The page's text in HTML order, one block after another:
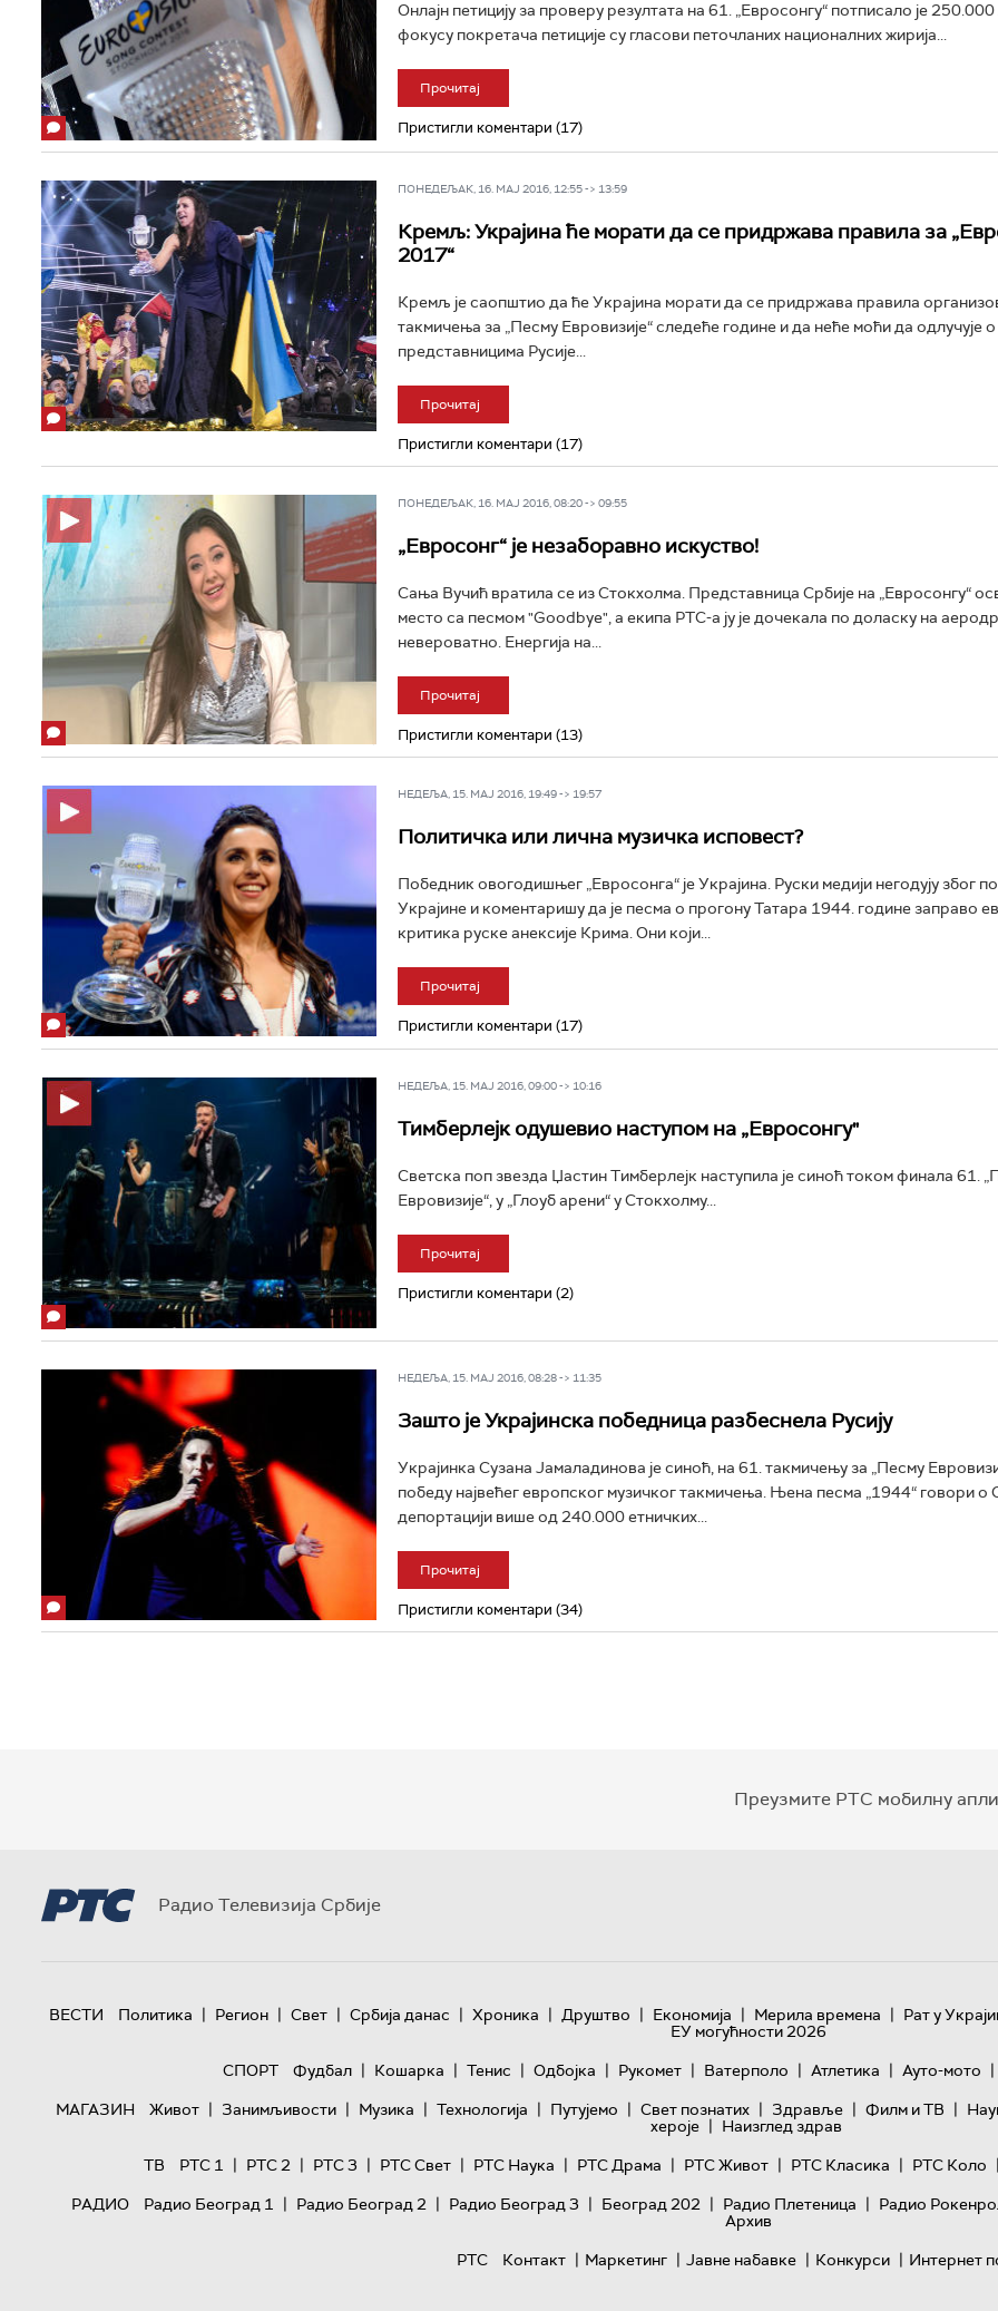
Онлајн петицију за проверу резултата на 61. „Евросонгу“ потписало је
фокусу покретача петиције су гласови петочланих националних жирија...
Прочитај
Пристигли коментари (17)
ПОНЕДЕЉАК, 16. МАЈ 2016, 12:55 -> 13:59
Кремљ: Украјина ће морати да се придржава правила за
2017“
Кремљ је саопштио да ће Украјина морати да се придржава правила
такмичења за „Песму Евровизије“ следеће године и да неће моћи да одлучује о
представницима Русије...
Прочитај
Пристигли коментари (17)
ПОНЕДЕЉАК, 16. МАЈ 2016, 08:20 -> 09:55
„Евросонг“ је незаборавно искуство!
Сања Вучић вратила се из Стокхолма. Представница Србије на „Евросонгу“
место са песмом "Goodbye", а екипа РТС-а ју је дочекала по доласку на
невероватно. Енергија на...
Прочитај
Пристигли коментари (13)
НЕДЕЉА, 15. МАЈ 2016, 19:49 -> 19:57
Политичка или лична музичка исповест?
Победник овогодишњег „Евросонга“ је Украјина. Руски медији негодују због
Украјине и коментаришу да је песма о прогону Татара 1944. године заправо
критика руске анексије Крима. Они који...
Прочитај
Пристигли коментари (17)
НЕДЕЉА, 15. МАЈ 2016, 09:00 -> 10:16
Тимберлејк одушевио наступом на „Евросонгу"
Светска поп звезда Џастин Тимберлејк наступила је синоћ током финала 61.
Евровизије“, у „Глоуб арени“ у Стокхолму...
Прочитај
Пристигли коментари (2)
НЕДЕЉА, 15. МАЈ 2016, 08:28 -> 11:35
Зашто је Украјинска победница разбеснела Русију
Украјинка Сузана Јамаладинова је синоћ, на 61. такмичењу за „Песму
победу највећег европског музичког такмичења. Њена песма „1944“ говори о
депортацији више од 240.000 етничких...
Прочитај
Пристигли коментари (34)
Преузмите РТС мобилну
Радио Телевизија Србије
ВЕСТИ Политика | Регион | Свет | Србија данас | Хроника | Друштво | Економија | Мерила времена | Рат у
ЕУ могућности 2026
СПОРТ
Фудбал | Кошарка | Тенис | Одбојка | Рукомет | Ватерполо | Атлетика | Ауто-мото |
МАГАЗИН
Живот | Занимљивости | Музика | Технологијa | Путујемо | Свет познатих | Здравље | Филм и ТВ |
хероје | Наизглед здрав
ТВ
РТС 1 | РТС 2 | РТС 3 | РТС Свет | РТС Наука | РТС Драма | РТС Живот | РТС Класика | РТС Коло |
РАДИО
Радио Београд 1 | Радио Београд 2 | Радио Београд 3 | Београд 202 | Радио Плетеница | Радио
Архив
РТС
Контакт | Маркетинг | Јавне набавке | Конкурси | Интернет